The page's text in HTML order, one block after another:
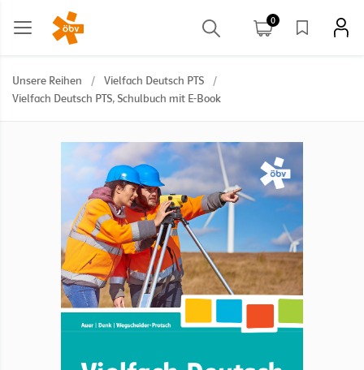
0
Unsere Reihen / Vielfach Deutsch PTS
/
Vielfach Deutsch PTS, Schulbuch mit E-Book